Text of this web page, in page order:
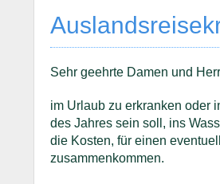
Sehr geehrte Damen und
im Urlaub zu erkranken oder
des Jahres sein soll, ins
die Kosten, für einen
zusammenkommen.